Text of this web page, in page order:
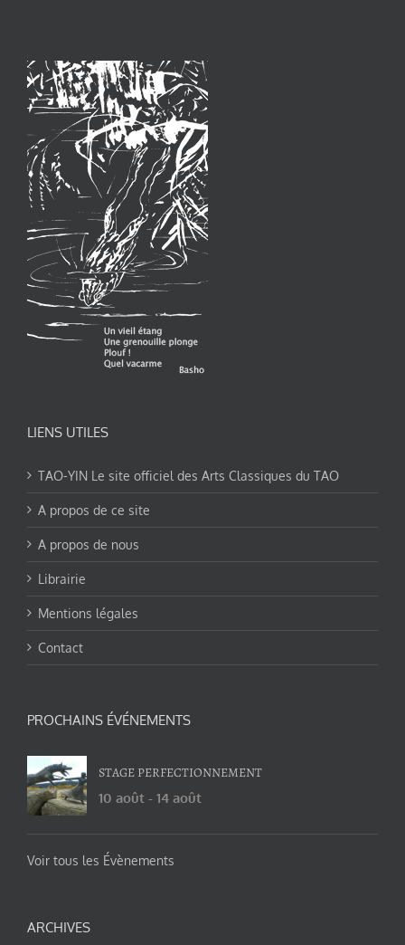
LIENS UTILES
TAO-YIN Le site officiel des Arts Classiques du TAO
A propos de ce site
A propos de nous
Librairie
Mentions légales
Contact
PROCHAINS ÉVÉNEMENTS
STAGE PERFECTIONNEMENT
10 août - 14 août
Voir tous les Évènements
ARCHIVES